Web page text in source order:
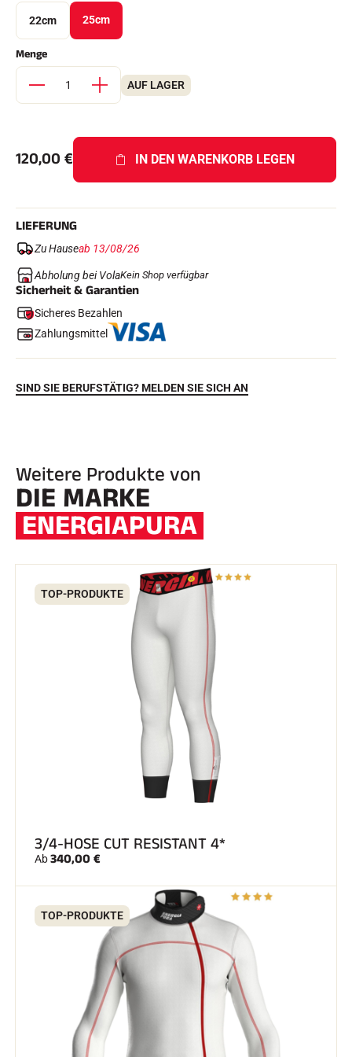
Komplette Sets
Chronometer und Übertragung
Transponder und Schleifen
Photofinish
Displays und Uhr
SOFTWARE
Suite SkiAlp
Equestre Suite
MULTI-SPORTS
REITEN
22cm 25cm
Menge
AUF LAGER
120,00 € IN DEN WARENKORB LEGEN
LIEFERUNG
Zu Hauseab 13/08/26
Abholung bei VolaKein Shop verfügbar
Sicherheit & Garantien
Sicheres Bezahlen
Zahlungsmittel
SIND SIE BERUFSTÄTIG? MELDEN SIE SICH AN
Weitere Produkte von
DIE MARKE
ENERGIAPURA
TOP-PRODUKTE
3/4-HOSE CUT RESISTANT 4*
Ab340,00 €
TOP-PRODUKTE